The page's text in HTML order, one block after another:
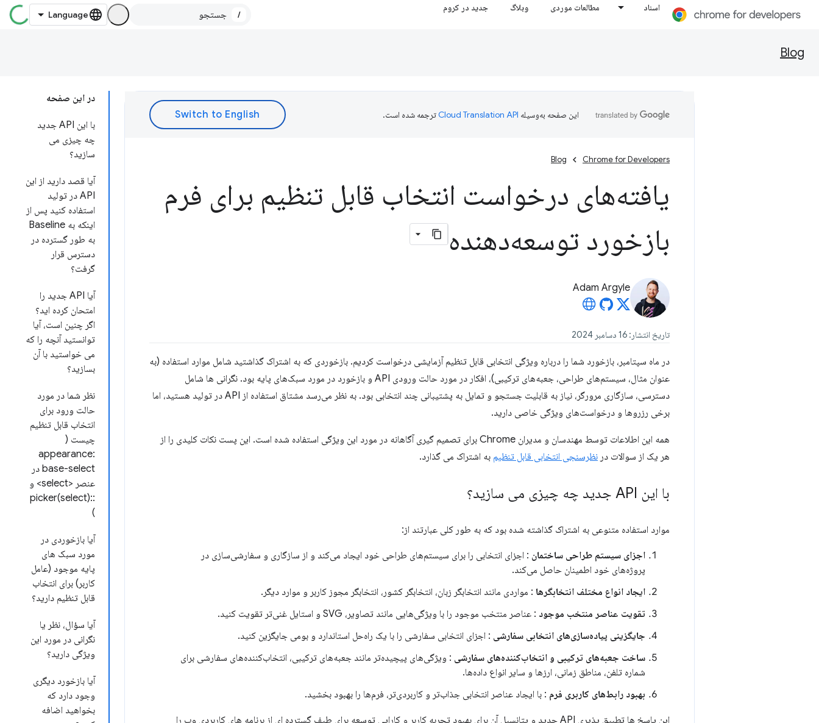
اسناد مطالعات موردی وبلاگ جدید در کروم
/
Blog
در این صفحه
با این API جدید
چه چیزی می
سازید؟
آیا قصد دارید از این
API در تولید
استفاده کنید پس از
اینکه به Baseline
به طور گسترده در
دسترس قرار
گرفت؟
آیا API جدید را
امتحان کرده اید؟
اگر چنین است، آیا
توانستید آنچه را که
می خواستید با آن
بسازید؟
نظر شما در مورد
حالت ورود برای
انتخاب قابل تنظیم
چیست (
appearance:
base-select در
عنصر <select> و
::picker(select)
)
آیا بازخوردی در
مورد سبک های
پایه موجود (عامل
کاربر) برای انتخاب
قابل تنظیم دارید؟
آیا سؤال، نظر یا
نگرانی در مورد این
ویژگی دارید؟
آیا بازخورد دیگری
وجود دارد که
بخواهید اضافه
این صفحه به‌وسیله ترجمه شده است.
Chrome for Developers
Blog
یافته‌های درخواست انتخاب قابل تنظیم برای فرم
بازخورد توسعه‌دهنده
Adam Argyle
تاریخ انتشار: 16 دسامبر 2024
در ماه سپتامبر، بازخورد شما را درباره ویژگی انتخابی قابل تنظیم آزمایشی درخواست کردیم. بازخوردی که به اشتراک گذاشتید شامل موارد استفاده (به
عنوان مثال، سیستم‌های طراحی، جعبه‌های ترکیبی)، افکار در مورد حالت ورودی API و بازخورد در مورد سبک‌های پایه بود. نگرانی ها شامل
دسترسی، سازگاری مرورگر، نیاز به قابلیت جستجو و تمایل به پشتیبانی چند انتخابی بود. به نظر می‌رسد مشتاق استفاده از API در تولید هستید، اما
برخی رزروها و درخواست‌های ویژگی خاصی دارید.
همه این اطلاعات توسط مهندسان و مدیران Chrome برای تصمیم گیری آگاهانه در مورد این ویژگی استفاده شده است. این پست نکات کلیدی را از
هر یک از سوالات در نظرسنجی انتخابی قابل تنظیم به اشتراک می گذارد.
با این API جدید چه چیزی می سازید؟
موارد استفاده متنوعی به اشتراک گذاشته شده بود که به طور کلی عبارتند از:
اجزای سیستم طراحی ساختمان : اجزای انتخابی را برای سیستم‌های طراحی خود ایجاد می‌کند و از سازگاری و سفارشی‌سازی در
پروژه‌های خود اطمینان حاصل می‌کند.
ایجاد انواع مختلف انتخابگرها : مواردی مانند انتخابگر زبان، انتخابگر کشور، انتخابگر مجوز کاربر و موارد دیگر.
تقویت عناصر منتخب موجود : عناصر منتخب موجود را با ویژگی‌هایی مانند تصاویر، SVG و استایل غنی‌تر تقویت کنید.
جایگزینی پیاده‌سازی‌های انتخابی سفارشی : اجزای انتخابی سفارشی را با یک راه‌حل استاندارد و بومی جایگزین کنید.
ساخت جعبه‌های ترکیبی و انتخاب‌کننده‌های سفارشی : ویژگی‌های پیچیده‌تر مانند جعبه‌های ترکیبی، انتخاب‌کننده‌های سفارشی برای
شماره تلفن، مناطق زمانی، ارزها و سایر انواع داده‌ها.
بهبود رابط‌های کاربری فرم : با ایجاد عناصر انتخابی جذاب‌تر و کاربردی‌تر، فرم‌ها را بهبود بخشید.
این پاسخ ها تطبیق پذیری API جدید و پتانسیل آن برای بهبود تجربه کاربر و کارایی توسعه برای طیف گسترده ای از برنامه های کاربردی وب را